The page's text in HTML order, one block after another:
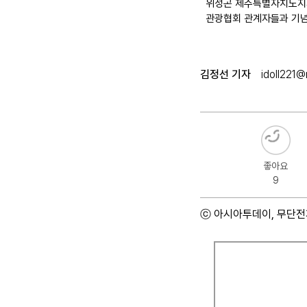
위성곤 제주특별자치도
관광협회 관계자들과 기
김정선 기자
좋아요
9
ⓒ 아시아투데이, 무단